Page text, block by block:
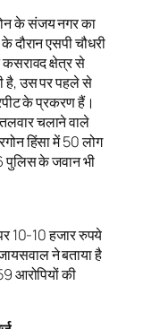
के संजय नगर का
दौरान एसपी चौधरी
क्षेत्र से
है, उस पर पहले से
के प्रकरण हैं।
चलाने वाले
हिंसा में 50 लोग
पुलिस के जवान भी
10-10 हजार रुपये
ने बताया है
आरोपियों की